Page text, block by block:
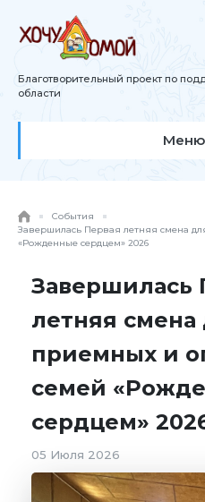
Благотворительный проект по
области
Меню
События
Завершилась Первая летняя смена
«Рожденные сердцем» 2026
Завершилась
летняя смена
приемных и
семей
сердцем»
05 Июля 2026